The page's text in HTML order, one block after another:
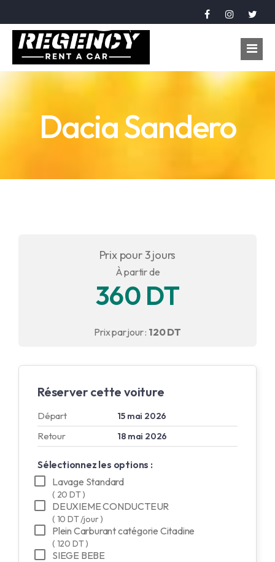
Véhicules
À propos
Dacia Sandero
Prix pour 3 jours
À partir de
360 DT
Prix par jour : 120 DT
Réserver cette voiture
Départ 15 mai 2026
Retour 18 mai 2026
Sélectionnez les options :
Lavage Standard
( 20 DT )
DEUXIEME CONDUCTEUR
( 10 DT /jour )
Plein Carburant catégorie Citadine
( 120 DT )
SIEGE BEBE